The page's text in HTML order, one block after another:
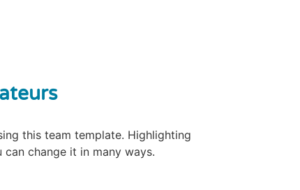
this team template. Highlighting
change it in many ways.